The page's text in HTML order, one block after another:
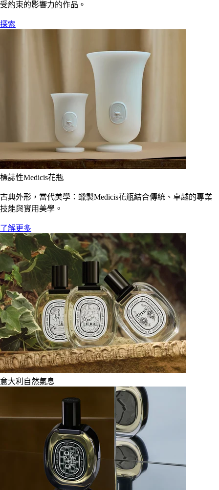
受約束的影響力的作品。
探索
標誌性Medicis花瓶
古典外形，當代美學：蠟製Medicis花瓶結合傳統、卓越的專業
技能與實用美學。
了解更多
意大利自然氣息